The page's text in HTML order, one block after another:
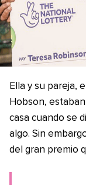
Ella y su pareja,
Hobson,
casa cuando se
algo. Sin
del gran premio